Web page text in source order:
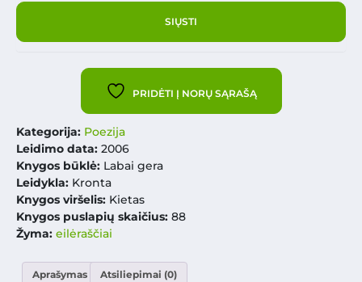
PRIDĖTI Į NORŲ SĄRAŠĄ
Kategorija: Poezija
Leidimo data: 2006
Knygos būklė: Labai gera
Leidykla: Kronta
Knygos viršelis: Kietas
Knygos puslapių skaičius: 88
Žyma: eilėraščiai
Aprašymas Atsiliepimai (0)